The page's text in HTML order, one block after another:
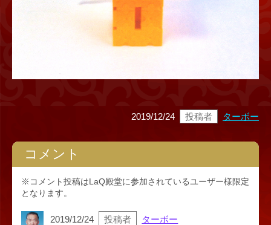
2019/12/24 投稿者 ターボー
コメント
※コメント投稿はLaQ殿堂に参加されているユーザー様限定
となります。
2019/12/24 投稿者 ターボー